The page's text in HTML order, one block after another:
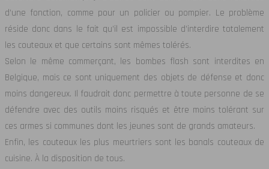
d’une fonction, comme pour un policier ou pompier. Le problème
réside donc dans le fait qu’il est impossible d’interdire totalement
les couteaux et que certains sont mêmes tolérés.
Selon le même commerçant, les bombes flash sont interdites en
Belgique, mais ce sont uniquement des objets de défense et donc
moins dangereux. Il faudrait donc permettre à toute personne de se
défendre avec des outils moins risqués et être moins tolérant sur
ces armes si communes dont les jeunes sont de grands amateurs.
Enfin, les couteaux les plus meurtriers sont les banals couteaux de
cuisine. À la disposition de tous.